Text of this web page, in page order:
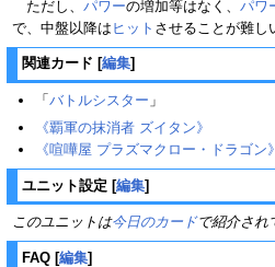
ただし、 パワーの増加等はなく、 パワ
で、中盤以降は ヒット させることが難し
関連カード [編集]
「 バトルシスター 」
《覇軍の抹消者 ズイタン》
《喧嘩屋 プラズマクロー・ドラゴン》
ユニット設定 [編集]
このユニットは今日のカードで紹介され
FAQ [編集]